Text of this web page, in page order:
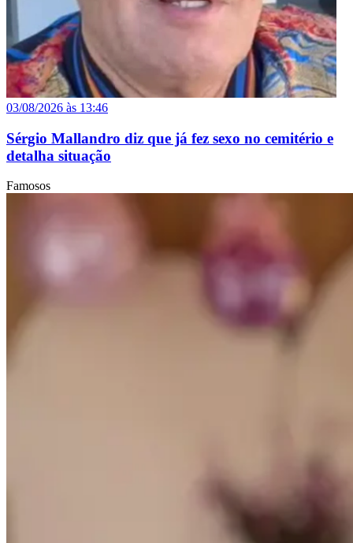
03/08/2026 às 13:46
Sérgio Mallandro diz que já fez sexo no cemitério e
detalha situação
Famosos